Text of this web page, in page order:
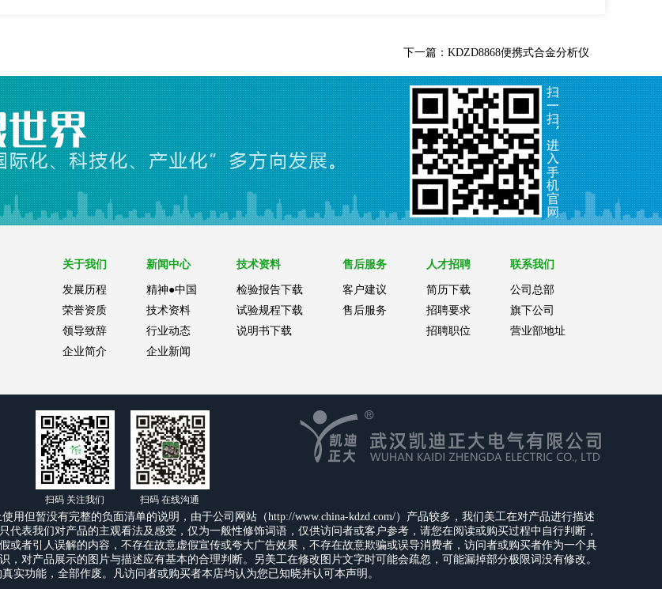
下一篇： KDZD8868便携式合金分析仪
关于我们
发展历程
荣誉资质
领导致辞
企业简介
新闻中心
精神●中国
技术资料
行业动态
企业新闻
技术资料
检验报告下载
试验规程下载
说明书下载
售后服务
客户建议
售后服务
人才招聘
简历下载
招聘要求
招聘职位
联系我们
公司总部
旗下公司
营业部地址
扫码 关注我们 扫码 在线沟通
用但暂没有完整的负面清单的说明，由于公司网站（http://www.china-kdzd.com/）产品较多，我们美工在对产品进行描述
表我们对产品的主观看法及感受，仅为一般性修饰词语，仅供访问者或客户参考，请您在阅读或购买过程中自行判断，
者引人误解的内容，不存在故意虚假宣传或夸大广告效果，不存在故意欺骗或误导消费者，访问者或购买者作为一个具
对产品展示的图片与描述应有基本的合理判断。另美工在修改图片文字时可能会疏忽，可能漏掉部分极限词没有修改。
实功能，全部作废。凡访问者或购买者本店均认为您已知晓并认可本声明。